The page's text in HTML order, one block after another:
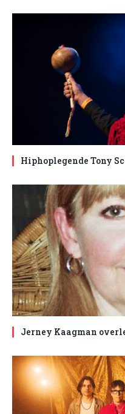
Hiphoplegende Tony
Jerney Kaagman